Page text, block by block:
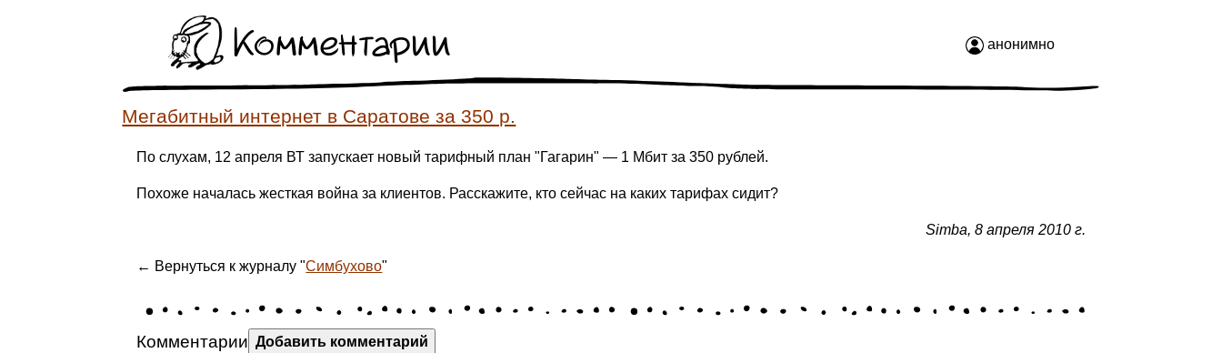
Комментарии анонимно
Мегабитный интернет в Саратове за 350 р.
По слухам, 12 апреля ВТ запускает новый тарифный план "Гагарин" — 1 Мбит за 350 рублей.
Похоже началась жесткая война за клиентов. Расскажите, кто сейчас на каких тарифах сидит?
Simba, 8 апреля 2010 г.
← Вернуться к журналу "Симбухово"
Комментарии Добавить комментарий